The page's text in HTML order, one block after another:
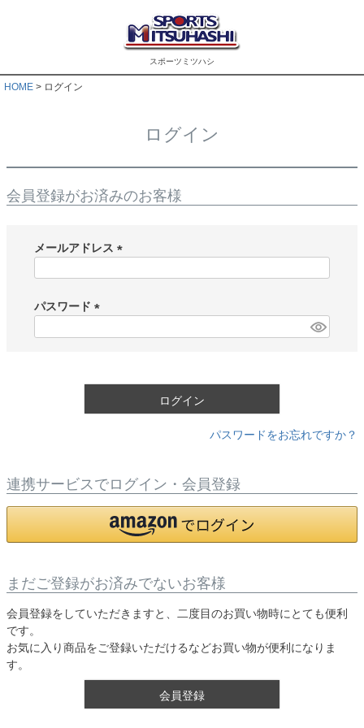
スポーツミツハシ
HOME ログイン
ログイン
会員登録がお済みのお客様
メールアドレス
)
パスワード
ログイン
パスワードをお忘れですか？
連携サービスでログイン・会員登録
まだご登録がお済みでないお客様
会員登録をしていただきますと、二度目のお買い物時にとても便利
です。
お気に入り商品をご登録いただけるなどお買い物が便利になりま
す。
会員登録